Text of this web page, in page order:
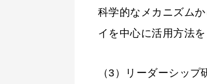
科学的なメカニズム
イを中心に活用方法
（3）リーダーシップ